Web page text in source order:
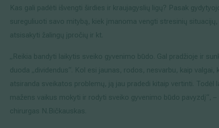
Kas gali padėti išvengti širdies ir kraujagyslių ligų? Pasak
sureguliuoti savo mitybą, kiek įmanoma vengti stresinių situacijų,
atsisakyti žalingų įpročių ir kt.
„Reikia bandyti laikytis sveiko gyvenimo būdo. Gal pradžioje ir
duoda „dividendus“. Kol esi jaunas, rodos, nesvarbu, kaip valgai,
atsiranda sveikatos problemų, ją jau pradedi kitaip vertinti. Todėl
mažens vaikus mokyti ir rodyti sveiko gyvenimo būdo pavyzdį“, –
chirurgas N.Bičkauskas.